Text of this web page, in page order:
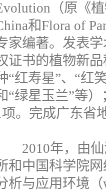
（原《
和Flora of
家编著。发表
证书的植物新
“红寿星”、“红
“绿星玉兰”等
项。完成广东省
2010年，由仙
和中国科学院
析与应用环境（